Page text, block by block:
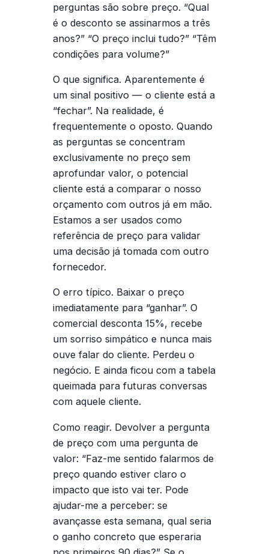
perguntas são sobre preço. “Qual
é o desconto se assinarmos a três
anos?” “O preço inclui tudo?” “Têm
condições para volume?”
O que significa. Aparentemente é
um sinal positivo — o cliente está a
“fechar”. Na realidade, é
frequentemente o oposto. Quando
as perguntas se concentram
exclusivamente no preço sem
aprofundar valor, o potencial
cliente está a comparar o nosso
orçamento com outros já em mão.
Estamos a ser usados como
referência de preço para validar
uma decisão já tomada com outro
fornecedor.
O erro típico. Baixar o preço
imediatamente para “ganhar”. O
comercial desconta 15%, recebe
um sorriso simpático e nunca mais
ouve falar do cliente. Perdeu o
negócio. E ainda ficou com a tabela
queimada para futuras conversas
com aquele cliente.
Como reagir. Devolver a pergunta
de preço com uma pergunta de
valor: “Faz-me sentido falarmos de
preço quando estiver claro o
impacto que isto vai ter. Pode
ajudar-me a perceber: se
avançasse esta semana, qual seria
o ganho concreto que esperaria